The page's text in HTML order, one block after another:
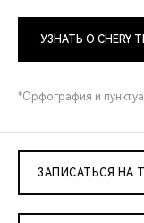
УЗНАТЬ О CHERY
*Орфография и
ЗАПИСАТЬСЯ НА